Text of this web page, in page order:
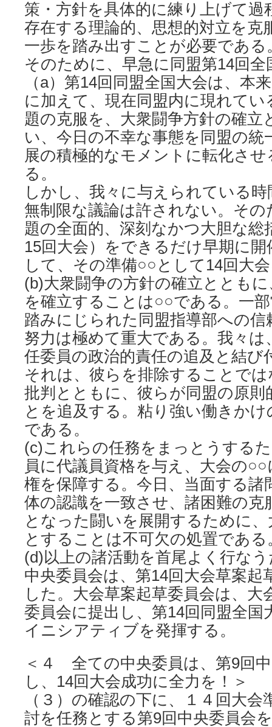
策・方針を具体的に練り上げて過
存在する理論的、思想的対立を克
一歩を踏み出すことが必要である
そのために、早急に同盟第14回
（a）第14回同盟全国大会は、本
に加えて、現在同盟内に現れてい
題の克服を、大衆闘争方針の確立
い、今日の不幸な事態を同盟の統
展の積極的なモメントに転化さ
る。
しかし、我々に与えられている
無制限な議論は許されない。そ
題の全面的、深刻なかつ大胆な
15回大会）をできるだけ早期に
して、その準備○○として14回大
(b)大衆闘争の方針の確立ととも
を確立することは○○である。一
踏みにじられた同盟指導部への
努力は極めて重大である。我々
任委員の政治的責任の追及と結び
それは、彼らを排除することで
批判とともに、彼らが同盟の原則
とを追及する。粘り強い働きか
である。
(c)これらの任務をまっとうする
員に代議員資格を与え、大会の
権を保障する。今日、当面する諸
体の認識を一致させ、諸困難の克
となった闘いを展開するために
とすることは不可欠の処置である
(d)以上の諸活動を首尾よく行な
中央委員会は、第14回大会草案起
した。大会草案起草委員会は、大
委員会に提出し、第14回同盟全国
イニシアティブを発揮する。
＜４ 全ての中央委員は、第9回
し、14回大会成功に全力を！＞
（３）の確認の下に、１４回大
討を任務とする第9回中央委員会